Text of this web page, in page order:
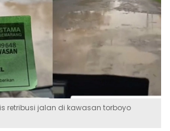
retribusi jalan di kawasan torboyo